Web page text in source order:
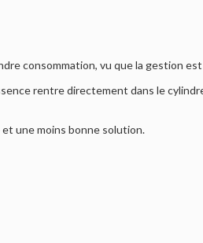
consommation, vu que la gestion est
rentre directement dans le
et une moins bonne solution.